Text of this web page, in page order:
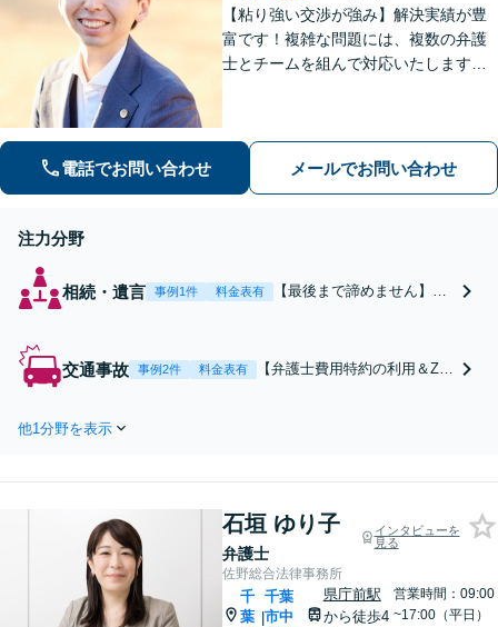
の経験有】【企業勤
め経験有の弁護士】
【粘り強い交渉が強み】解決実績が豊
富です！複雑な問題には、複数の弁護
士とチームを組んで対応いたします。
電話でお問い合わせ メールでお問い合わせ
注力分野
相続・遺言 事例1件 料金表有
【最後まで諦めません】親
な条件で合意してしまう前
にご相談ください。【土
り
交通事故 事例2件 料金表有
【弁護士費用特約の利用＆Zo
ずご相談ください。ご自身で
もしれません。代わりに交
渉・手続きをし、負担を軽
減。
他1分野を表示
石垣 ゆり子
弁護士
インタビューを
見る
佐野総合法律事務所
千
葉 |
千葉
市中
県庁前駅
から徒歩4
営業時間：09:00
~17:00（平日）